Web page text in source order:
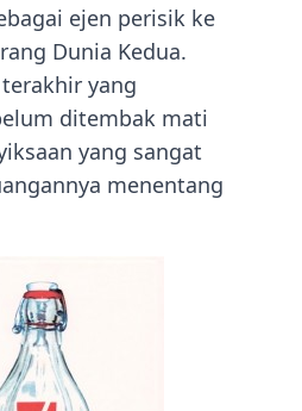
ejen perisik ke
Dunia Kedua.
yang
ditembak mati
yang sangat
menentang